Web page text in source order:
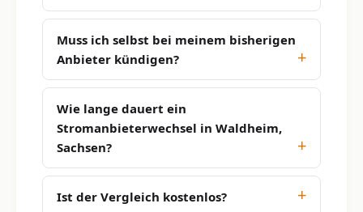
Muss ich selbst bei meinem bisherigen
Anbieter kündigen?
Wie lange dauert ein
Stromanbieterwechsel in Waldheim,
Sachsen?
Ist der Vergleich kostenlos?